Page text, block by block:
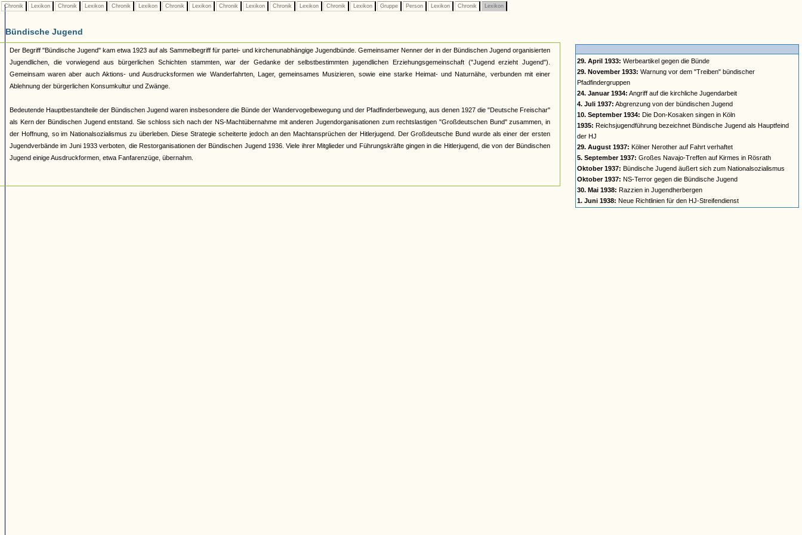
Chronik Lexikon Chronik Lexikon Chronik Lexikon Chronik Lexikon Chronik Lexikon Chronik Lexikon Chronik Lexikon Gruppe Person Lexikon Chronik Lexikon
Bündische Jugend
Der Begriff "Bündische Jugend" kam etwa 1923 auf als Sammelbegriff für partei- und kirchenunabhängige Jugendbünde. Gemeinsamer Nenner der in der Bündischen Jugend organisierten
Jugendlichen, die vorwiegend aus bürgerlichen Schichten stammten, war der Gedanke der selbstbestimmten jugendlichen Erziehungsgemeinschaft ("Jugend erzieht Jugend").
Gemeinsam waren aber auch Aktions- und Ausdrucksformen wie Wanderfahrten, Lager, gemeinsames Musizieren, sowie eine starke Heimat- und Naturnähe, verbunden mit einer
Ablehnung der bürgerlichen Konsumkultur und Zwänge.
Bedeutende Hauptbestandteile der Bündischen Jugend waren insbesondere die Bünde der Wandervogelbewegung und der Pfadfinderbewegung, aus denen 1927 die "Deutsche Freischar"
als Kern der Bündischen Jugend entstand. Sie schloss sich nach der NS-Machtübernahme mit anderen Jugendorganisationen zum rechtslastigen "Großdeutschen Bund" zusammen, in
der Hoffnung, so im Nationalsozialismus zu überleben. Diese Strategie scheiterte jedoch an den Machtansprüchen der Hitlerjugend. Der Großdeutsche Bund wurde als einer der ersten
Jugendverbände im Juni 1933 verboten, die Restorganisationen der Bündischen Jugend 1936. Viele ihrer Mitglieder und Führungskräfte gingen in die Hitlerjugend, die von der Bündischen
Jugend einige Ausdruckformen, etwa Fanfarenzüge, übernahm.
29. April 1933: Werbeartikel gegen die Bünde
29. November 1933: Warnung vor dem "Treiben" bündischer
Pfadfindergruppen
24. Januar 1934: Angriff auf die kirchliche Jugendarbeit
4. Juli 1937: Abgrenzung von der bündischen Jugend
10. September 1934: Die Don-Kosaken singen in Köln
1935: Reichsjugendführung bezeichnet Bündische Jugend als Hauptfeind
der HJ
29. August 1937: Kölner Nerother auf Fahrt verhaftet
5. September 1937: Großes Navajo-Treffen auf Kirmes in Rösrath
Oktober 1937: Bündische Jugend äußert sich zum Nationalsozialismus
Oktober 1937: NS-Terror gegen die Bündische Jugend
30. Mai 1938: Razzien in Jugendherbergen
1. Juni 1938: Neue Richtlinien für den HJ-Streifendienst